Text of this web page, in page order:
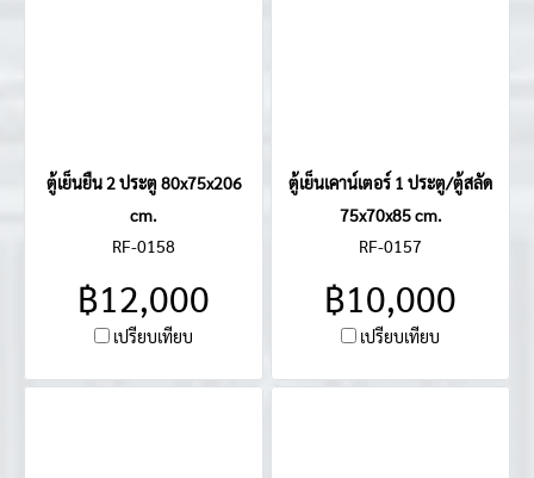
ตู้เย็นยืน 2 ประตู 80x75x206
cm.
RF-0158
฿12,000
เปรียบเทียบ
ตู้เย็นเคาน์เตอร์ 1 ประตู/ตู้สลัด
75x70x85 cm.
RF-0157
฿10,000
เปรียบเทียบ